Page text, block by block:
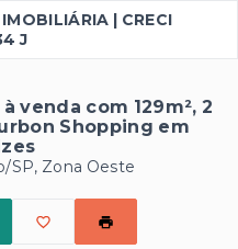
| CRECI
J
venda com 129m², 2
Shopping em
SP, Zona Oeste